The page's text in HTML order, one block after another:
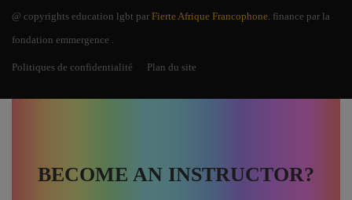
@ copyrights education lgbt par Fierte Afrique Francophone. finance par la
fondation emmergence .
Politiques de confidentialité Plan du site
BECOME AN INSTRUCTOR?